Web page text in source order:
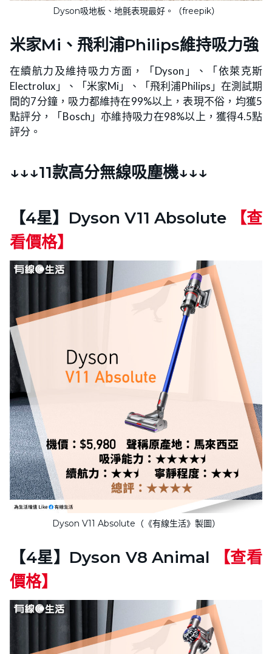
Dyson吸地板、地氈表現最好。（freepik）
米家Mi、飛利浦Philips維持吸力強
在續航力及維持吸力方面，「Dyson」、「依萊克斯
Electrolux」、「米家Mi」、「飛利浦Philips」在測試期
間的7分鐘，吸力都維持在99%以上，表現不俗，均獲5
點評分，「Bosch」亦維持吸力在98%以上，獲得4.5點
評分。
↓↓↓11款高分無線吸塵機↓↓↓
【4星】Dyson V11 Absolute
【查
看價格】
Dyson V11 Absolute（《有線生活》製圖）
【4星】Dyson V8 Animal
【查看
價格】